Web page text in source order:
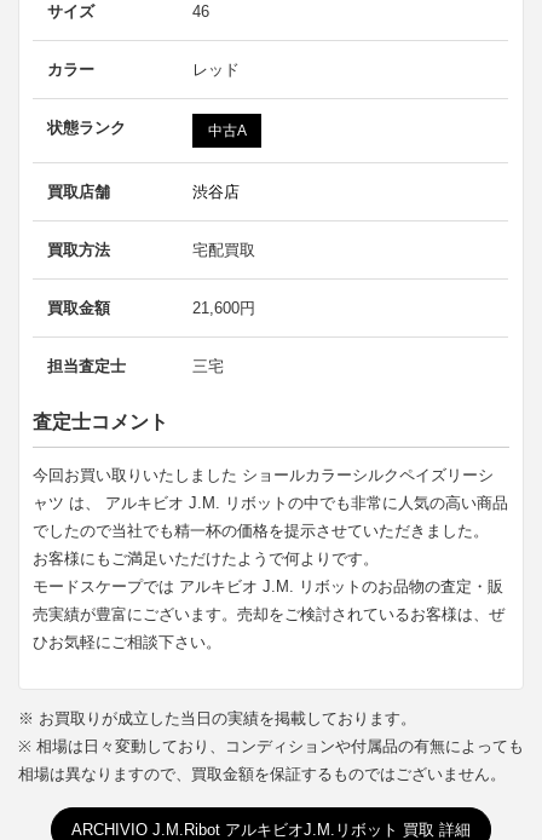
サイズ 46
カラー レッド
状態ランク 中古A
買取店舗 渋谷店
買取方法 宅配買取
買取金額 21,600円
担当査定士 三宅
査定士コメント
今回お買い取りいたしました ショールカラーシルクペイズリーシ
ャツ は、 アルキビオ J.M. リボットの中でも非常に人気の高い商品
でしたので当社でも精一杯の価格を提示させていただきました。
お客様にもご満足いただけたようで何よりです。
モードスケープでは アルキビオ J.M. リボットのお品物の査定・販
売実績が豊富にございます。売却をご検討されているお客様は、ぜ
ひお気軽にご相談下さい。
※ お買取りが成立した当日の実績を掲載しております。
※ 相場は日々変動しており、コンディションや付属品の有無によっても
相場は異なりますので、買取金額を保証するものではございません。
ARCHIVIO J.M.Ribot アルキビオJ.M.リボット 買取 詳細